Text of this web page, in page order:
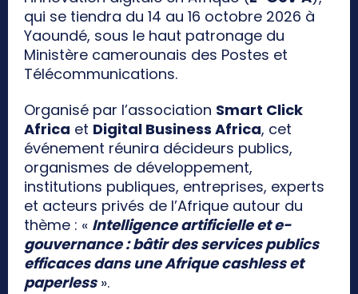
qui se tiendra du 14 au 16 octobre 2026 à
Yaoundé, sous le haut patronage du
Ministère camerounais des Postes et
Télécommunications.
Organisé par l’association Smart Click
Africa et Digital Business Africa, cet
événement réunira décideurs publics,
organismes de développement,
institutions publiques, entreprises, experts
et acteurs privés de l’Afrique autour du
thème : « Intelligence artificielle et e-
gouvernance : bâtir des services publics
efficaces dans une Afrique cashless et
paperless».